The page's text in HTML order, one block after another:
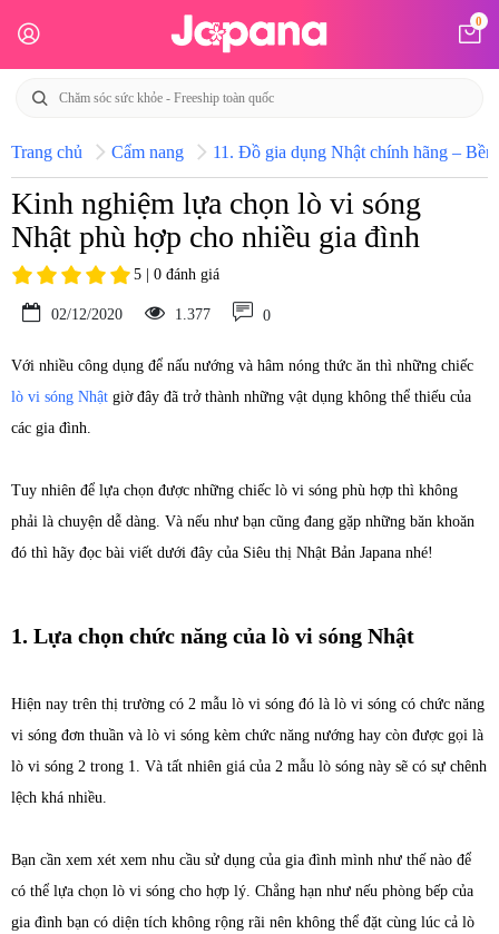
0
Trang chủ Cẩm nang 11. Đồ gia dụng Nhật chính hãng –
Kinh nghiệm lựa chọn lò vi sóng
Nhật phù hợp cho nhiều gia đình
5 | 0 đánh giá
02/12/2020 1.377 0
Với nhiều công dụng để nấu nướng và hâm nóng thức ăn thì những chiếc
lò vi sóng Nhật giờ đây đã trở thành những vật dụng không thể thiếu của
các gia đình.
Tuy nhiên để lựa chọn được những chiếc lò vi sóng phù hợp thì không
phải là chuyện dễ dàng. Và nếu như bạn cũng đang gặp những băn khoăn
đó thì hãy đọc bài viết dưới đây của Siêu thị Nhật Bản Japana nhé!
1. Lựa chọn chức năng của lò vi sóng Nhật
Hiện nay trên thị trường có 2 mẫu lò vi sóng đó là lò vi sóng có chức năng
vi sóng đơn thuần và lò vi sóng kèm chức năng nướng hay còn được gọi là
lò vi sóng 2 trong 1. Và tất nhiên giá của 2 mẫu lò sóng này sẽ có sự chênh
lệch khá nhiều.
Bạn cần xem xét xem nhu cầu sử dụng của gia đình mình như thế nào để
có thể lựa chọn lò vi sóng cho hợp lý. Chẳng hạn như nếu phòng bếp của
gia đình bạn có diện tích không rộng rãi nên không thể đặt cùng lúc cả lò